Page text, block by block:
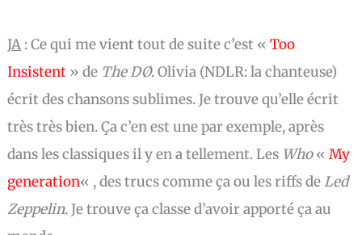
JA :Ce qui me vient tout de suite c’est «Too
Insistent » de The DØ. Olivia (NDLR: la chanteuse)
écrit des chansons sublimes. Je trouve qu’elle écrit
très très bien. Çac’enest une par exemple, après
dans les classiques il y en a tellement. Les Who«My
generation« , des trucs comme ça ou les riffs de Led
Zeppelin. Je trouve ça classe d’avoir apporté ça au